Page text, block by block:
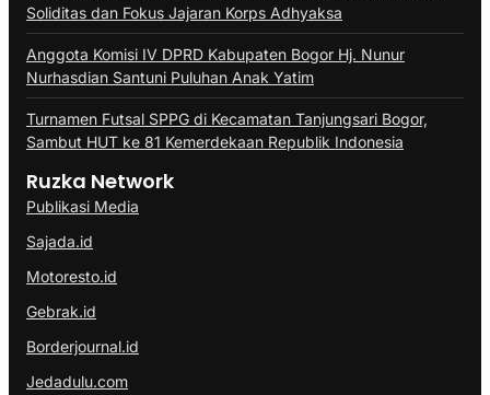
Soliditas dan Fokus Jajaran Korps Adhyaksa
Anggota Komisi IV DPRD Kabupaten Bogor Hj. Nunur
Nurhasdian Santuni Puluhan Anak Yatim
Turnamen Futsal SPPG di Kecamatan Tanjungsari Bogor,
Sambut HUT ke 81 Kemerdekaan Republik Indonesia
Ruzka Network
Publikasi Media
Sajada.id
Motoresto.id
Gebrak.id
Borderjournal.id
Jedadulu.com